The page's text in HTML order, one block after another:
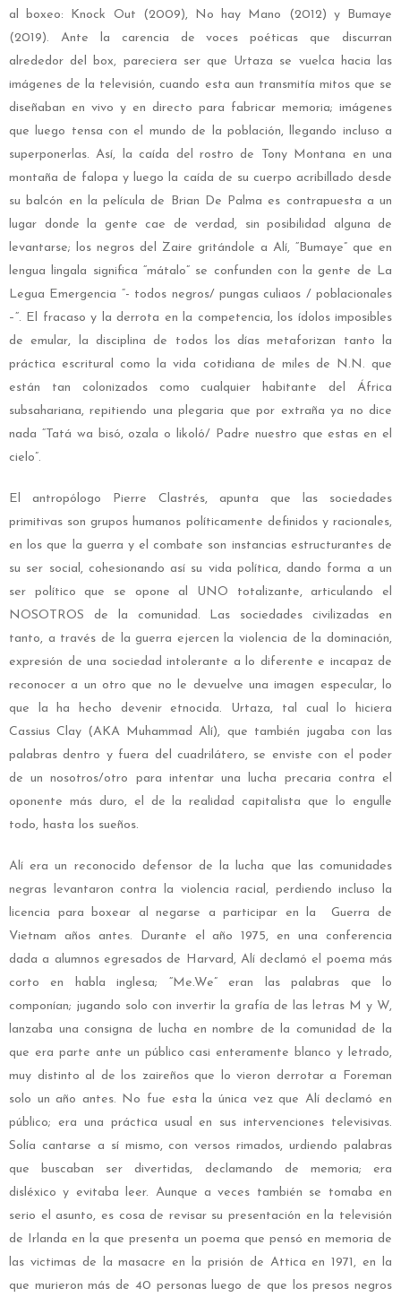
al boxeo: Knock Out (2009), No hay Mano (2012) y Bumaye
(2019). Ante la carencia de voces poéticas que discurran
alrededor del box, pareciera ser que Urtaza se vuelca hacia las
imágenes de la televisión, cuando esta aun transmitía mitos que se
diseñaban en vivo y en directo para fabricar memoria; imágenes
que luego tensa con el mundo de la población, llegando incluso a
superponerlas. Así, la caída del rostro de Tony Montana en una
montaña de falopa y luego la caída de su cuerpo acribillado desde
su balcón en la película de Brian De Palma es contrapuesta a un
lugar donde la gente cae de verdad, sin posibilidad alguna de
levantarse; los negros del Zaire gritándole a Alí, “Bumaye” que en
lengua lingala significa “mátalo” se confunden con la gente de La
Legua Emergencia “- todos negros/ pungas culiaos / poblacionales
–“. El fracaso y la derrota en la competencia, los ídolos imposibles
de emular, la disciplina de todos los días metaforizan tanto la
práctica escritural como la vida cotidiana de miles de N.N. que
están tan colonizados como cualquier habitante del África
subsahariana, repitiendo una plegaria que por extraña ya no dice
nada “Tatá wa bisó, ozala o likoló/ Padre nuestro que estas en el
cielo”.
El antropólogo Pierre Clastrés, apunta que las sociedades
primitivas son grupos humanos políticamente definidos y racionales,
en los que la guerra y el combate son instancias estructurantes de
su ser social, cohesionando así su vida política, dando forma a un
ser político que se opone al UNO totalizante, articulando el
NOSOTROS de la comunidad. Las sociedades civilizadas en
tanto, a través de la guerra ejercen la violencia de la dominación,
expresión de una sociedad intolerante a lo diferente e incapaz de
reconocer a un otro que no le devuelve una imagen especular, lo
que la ha hecho devenir etnocida. Urtaza, tal cual lo hiciera
Cassius Clay (AKA Muhammad Alí), que también jugaba con las
palabras dentro y fuera del cuadrilátero, se enviste con el poder
de un nosotros/otro para intentar una lucha precaria contra el
oponente más duro, el de la realidad capitalista que lo engulle
todo, hasta los sueños.
Alí era un reconocido defensor de la lucha que las comunidades
negras levantaron contra la violencia racial, perdiendo incluso la
licencia para boxear al negarse a participar en la Guerra de
Vietnam años antes. Durante el año 1975, en una conferencia
dada a alumnos egresados de Harvard, Alí declamó el poema más
corto en habla inglesa; “Me.We” eran las palabras que lo
componían; jugando solo con invertir la grafía de las letras M y W,
lanzaba una consigna de lucha en nombre de la comunidad de la
que era parte ante un público casi enteramente blanco y letrado,
muy distinto al de los zaireños que lo vieron derrotar a Foreman
solo un año antes. No fue esta la única vez que Alí declamó en
público; era una práctica usual en sus intervenciones televisivas.
Solía cantarse a sí mismo, con versos rimados, urdiendo palabras
que buscaban ser divertidas, declamando de memoria; era
disléxico y evitaba leer. Aunque a veces también se tomaba en
serio el asunto, es cosa de revisar su presentación en la televisión
de Irlanda en la que presenta un poema que pensó en memoria de
las victimas de la masacre en la prisión de Attica en 1971, en la
que murieron más de 40 personas luego de que los presos negros